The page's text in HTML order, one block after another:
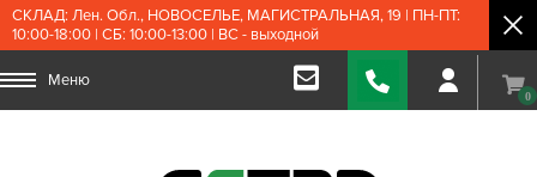
СКЛАД: Лен. Обл., НОВОСЕЛЬЕ, МАГИСТРАЛЬНАЯ, 19 | ПН-ПТ:
10:00-18:00 | СБ: 10:00-13:00 | ВС - выходной
Меню
0